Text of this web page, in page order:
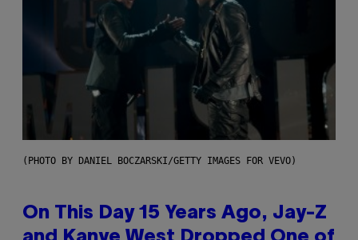
(PHOTO BY DANIEL BOCZARSKI/GETTY IMAGES FOR VEVO)
On This Day 15 Years Ago, Jay-Z